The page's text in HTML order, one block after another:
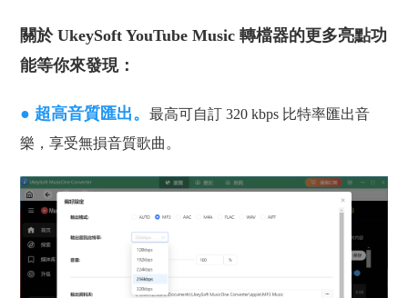
關於 UkeySoft YouTube Music 轉檔器的更多亮點功
能等你來發現：
● 超高音質匯出。最高可自訂 320 kbps 比特率匯出音
樂，享受無損音質歌曲。